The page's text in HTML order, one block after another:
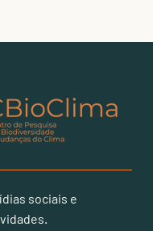
sociais e